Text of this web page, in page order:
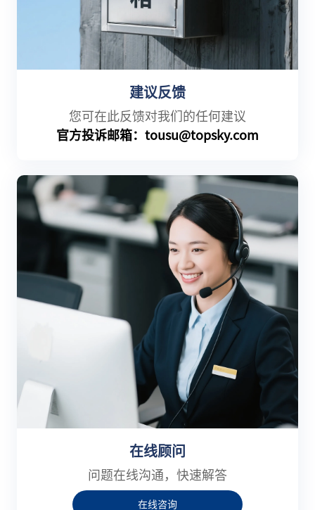
建议反馈
您可在此反馈对我们的任何建议
官方投诉邮箱： tousu@topsky.com
在线顾问
问题在线沟通，快速解答
在线咨询